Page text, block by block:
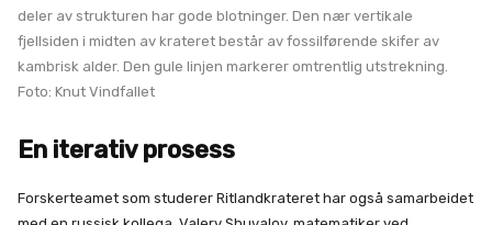
deler av strukturen har gode blotninger. Den nær vertikale
fjellsiden i midten av krateret består av fossilførende skifer av
kambrisk alder. Den gule linjen markerer omtrentlig utstrekning.
Foto: Knut Vindfallet
En iterativ prosess
Forskerteamet som studerer Ritlandkrateret har også samarbeidet